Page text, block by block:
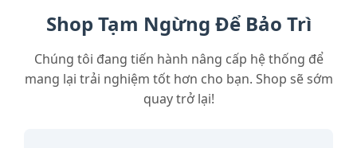
Shop Tạm Ngừng Để Bảo Trì
Chúng tôi đang tiến hành nâng cấp hệ thống để
mang lại trải nghiệm tốt hơn cho bạn. Shop sẽ sớm
quay trở lại!